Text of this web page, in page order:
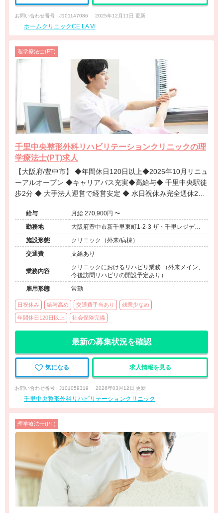
お問い合わせ番号 : J101147086 2025年12月11日 更新
ホームクリニックCE LA VI
理学療法士(PT)
千里中央整形外科リハビリテーションクリニックの理
学療法士(PT)求人
【大阪府/豊中市】 ◆年間休日120日以上◆2025年10月リニュ
ーアルオープン ◆キャリアパス充実◆高給与◆ 千里中央駅徒
歩2分 ◆ 大手法人運営で経営安定 ◆ 水日祝休み完全週休2日
給与
月給 270,900円 〜
勤務地
大阪府豊中市新千里東町1-2-3 ザ・千里レジデン
ス2F
施設形態
クリニック（外来/病棟）
交通費
支給あり
業務内容
クリニックにおけるリハビリ業務 （外来メイン、
今後訪問リハビリの開設予定あり）
雇用形態
常勤
日祝休み 給与高め 交通費手当あり 残業少なめ
年間休日120日以上 社会保険完備
最新の募集状況を確認
気になる 求人情報を見る
お問い合わせ番号 : J101059319 2026年03月12日 更新
千里中央整形外科リハビリテーションクリニック
理学療法士(PT)